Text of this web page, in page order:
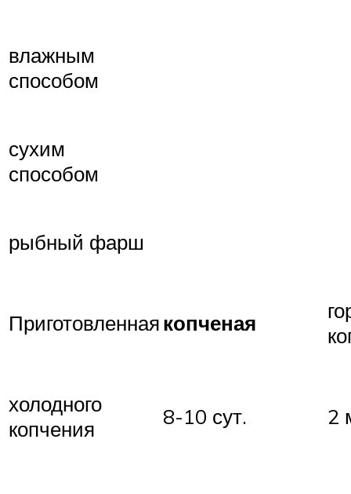
влажным
способом
сухим
способом
рыбный фарш
Приготовленнаякопченая
холодного
копчения
8-10 сут. 2